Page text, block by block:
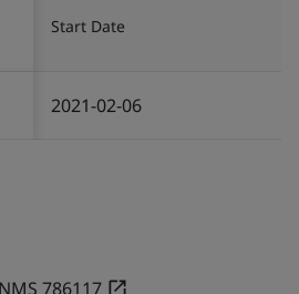
Start Date
2021-02-06
786117